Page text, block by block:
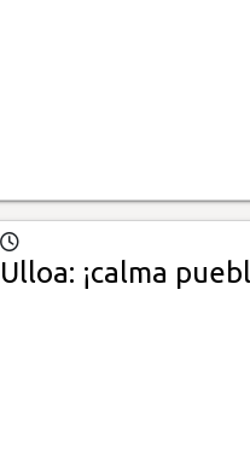
Ulloa: ¡calma